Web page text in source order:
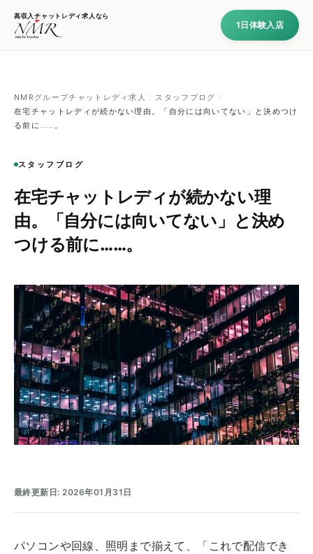
高収入チャットレディ求人なら
1日体験入店
NMRグループチャットレディ求人 / スタッフブログ /
在宅チャットレディが続かない理由。「自分には向いてない」と決めつけ
る前に……。
スタッフブログ
在宅チャットレディが続かない理
由。「自分には向いてない」と決め
つける前に……。
最終更新日: 2026年01月31日
パソコンや回線、照明まで揃えて、「これで配信でき